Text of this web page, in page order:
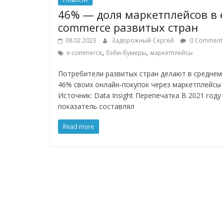
46% — доля маркетплейсов в
commerce развитых стран
08.02.2023 Задорожный Сергей
0
e-commerce, бэби-бумеры, маркетплейсы
Потребители развитых стран делают в среднем
46% своих онлайн-покупок через маркетплейсы
Источник: Data Insight Перепечатка В 2021 году
показатель составлял
Read more